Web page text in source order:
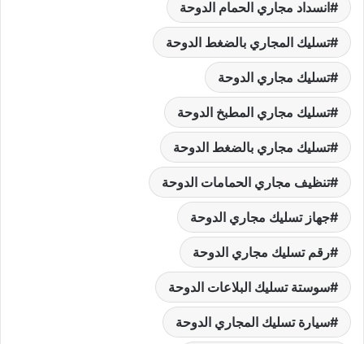
انسداد مجاري الحمام الدوحة
تسليك المجاري بالضغط الدوحة
تسليك مجاري الدوحة
تسليك مجاري المطبخ الدوحة
تسليك مجاري بالضغط الدوحة
تنظيف مجاري الحمامات الدوحة
جهاز تسليك مجاري الدوحة
رقم تسليك مجاري الدوحة
سوستة تسليك البلاعات الدوحة
سيارة تسليك المجاري الدوحة